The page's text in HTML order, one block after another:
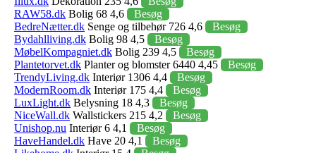
RAW58.dk Bolig 68 4,6
Besøg
BedreNætter.dk Senge og tilbehør 726 4,6
Besøg
Bydahlliving.dk Bolig 98 4,5
Besøg
MøbelKompagniet.dk Bolig 239 4,5
Besøg
Plantetorvet.dk Planter og blomster 6440 4,45
Besøg
TrendyLiving.dk Interiør 1306 4,4
Besøg
ModernRoom.dk Interiør 175 4,4
Besøg
LuxLight.dk Belysning 18 4,3
Besøg
NiceWall.dk Wallstickers 215 4,2
Besøg
Unishop.nu Interiør 6 4,1
Besøg
HaveHandel.dk Have 20 4,1
Besøg